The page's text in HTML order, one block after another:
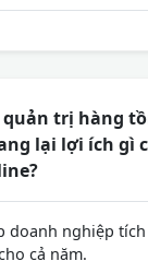
trị hàng
lại lợi ích gì
doanh nghiệp
cả năm.